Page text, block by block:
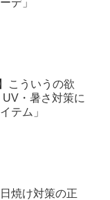
こういうの欲
・暑さ対策に
テム」
焼け対策の正